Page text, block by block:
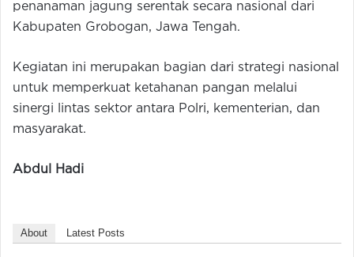
penanaman jagung serentak secara nasional dari
Kabupaten Grobogan, Jawa Tengah.
Kegiatan ini merupakan bagian dari strategi nasional
untuk memperkuat ketahanan pangan melalui
sinergi lintas sektor antara Polri, kementerian, dan
masyarakat.
Abdul Hadi
About Latest Posts